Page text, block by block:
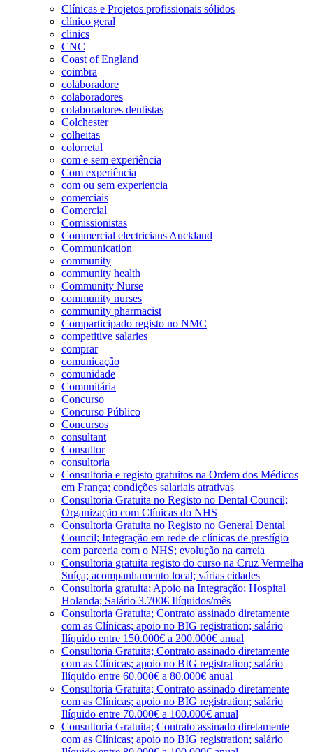
Clínicas e Projetos profissionais sólidos
clínico geral
clinics
CNC
Coast of England
coimbra
colaboradore
colaboradores
colaboradores dentistas
Colchester
colheitas
colorretal
com e sem experiência
Com experiência
com ou sem experiencia
comerciais
Comercial
Comissionistas
Commercial electricians Auckland
Communication
community
community health
Community Nurse
community nurses
community pharmacist
Comparticipado registo no NMC
competitive salaries
comprar
comunicação
comunidade
Comunitária
Concurso
Concurso Público
Concursos
consultant
Consultor
consultoria
Consultoria e registo gratuitos na Ordem dos Médicos
em França; condições salariais atrativas
Consultoria Gratuita no Registo no Dental Council;
Organização com Clínicas do NHS
Consultoria Gratuita no Registo no General Dental
Council; Integração em rede de clínicas de prestígio
com parceria com o NHS; evolução na carreia
Consultoria gratuita registo do curso na Cruz Vermelha
Suíça; acompanhamento local; várias cidades
Consultoria gratuita; Apoio na Integração; Hospital
Holanda; Salário 3.700€ Ilíquidos/mês
Consultoria Gratuita; Contrato assinado diretamente
com as Clínicas; apoio no BIG registration; salário
Ilíquido entre 150.000€ a 200.000€ anual
Consultoria Gratuita; Contrato assinado diretamente
com as Clínicas; apoio no BIG registration; salário
Ilíquido entre 60.000€ a 80.000€ anual
Consultoria Gratuita; Contrato assinado diretamente
com as Clínicas; apoio no BIG registration; salário
Ilíquido entre 70.000€ a 100.000€ anual
Consultoria Gratuita; Contrato assinado diretamente
com as Clínicas; apoio no BIG registration; salário